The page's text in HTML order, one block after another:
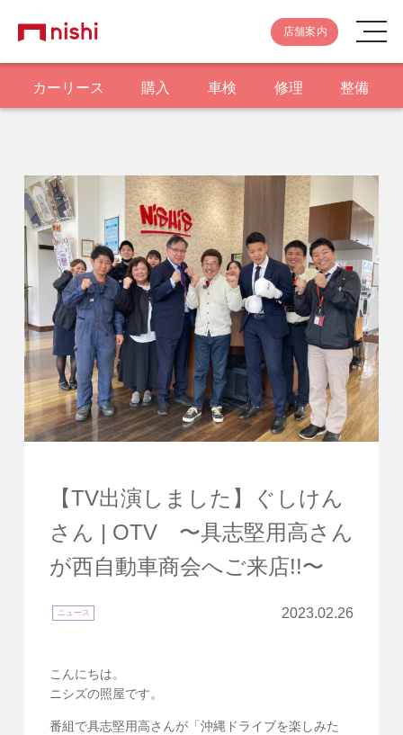
店舗案内
カーリース 購入 車検 修理 整備
【TV出演しました】ぐしけん
さん | OTV 〜具志堅用高さん
が西自動車商会へご来店!!〜
ニュース 2023.02.26
こんにちは。
ニシズの照屋です。
番組で具志堅用高さんが「沖縄ドライブを楽しみた